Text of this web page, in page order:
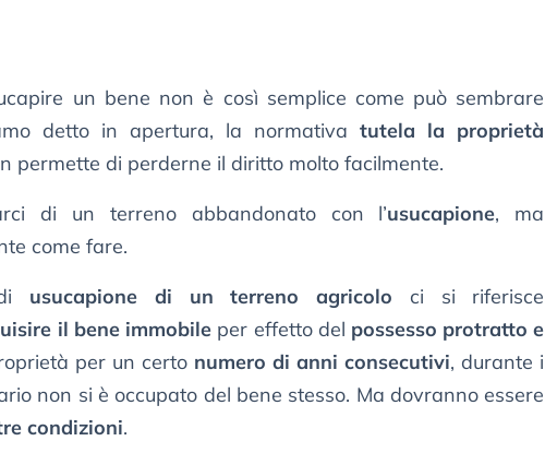
un bene non è così semplice come può sembrare
detto in apertura, la normativatutela la proprietà
permette di perderne il diritto molto facilmente.
di un terreno abbandonato con l’usucapione, ma
come fare.
usucapione di un terreno agricolo ci si riferisce
il bene immobile per effetto del possesso protratto e
per un certo numero di anni consecutivi, durante i
non si è occupato del bene stesso. Ma dovranno essere
condizioni.